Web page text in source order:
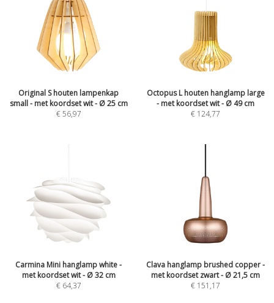
Original S houten lampenkap
small - met koordset wit - Ø 25 cm
€56,97
Octopus L houten hanglamp large
- met koordset wit - Ø 49 cm
€ 124,77
Carmina Mini hanglamp white -
met koordset wit - Ø 32 cm
€ 64,37
Clava hanglamp brushed copper -
met koordset zwart - Ø 21,5 cm
€ 151,17